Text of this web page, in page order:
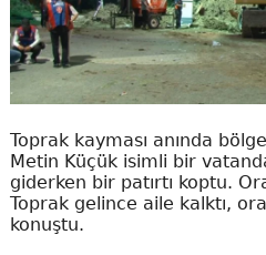
Toprak kayması anında
Metin Küçük isimli bir
giderken bir patırtı koptu.
Toprak gelince aile kalktı,
konuştu.